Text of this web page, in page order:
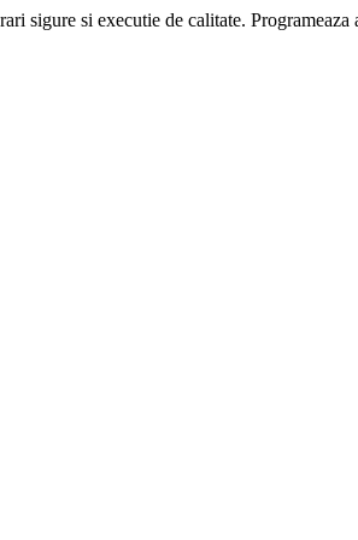
sigure si executie de calitate. Programeaza